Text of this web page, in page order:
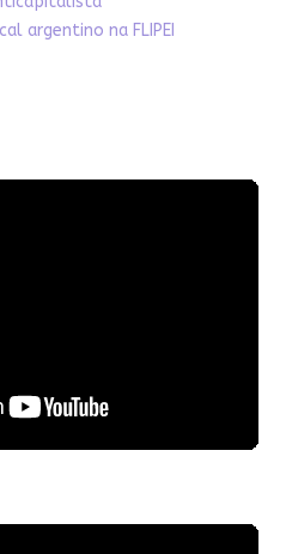
argentino na FLIPEI